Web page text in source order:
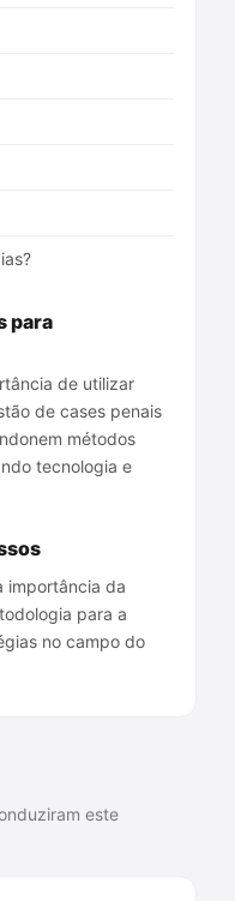
para
de utilizar
de cases penais
métodos
tecnologia e
importância da
para a
no campo do
este